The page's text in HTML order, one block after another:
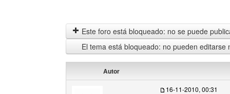
Este foro está bloqueado: no se puede
El tema está bloqueado: no pueden editarse
Autor
16-11-2010, 00:31